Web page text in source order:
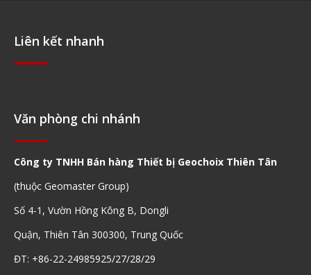
Liên kết nhanh
Văn phòng chi nhánh
Công ty TNHH Bán hàng Thiết bị Geochoix Thiên Tân
(thuộc Geomaster Group)
Số 4-1, Vườn Hồng Kông B, Dongli
Quận, Thiên Tân 300300, Trung Quốc
ĐT: +86-22-24985925/27/28/29